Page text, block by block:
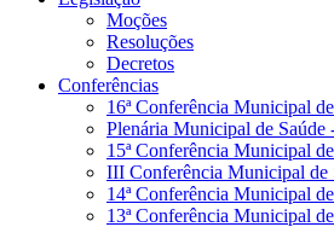
Moções
Resoluções
Decretos
Conferências
16ª Conferência Municipal
Plenária Municipal de Saúde
15ª Conferência Municipal
III Conferência Municipal de
14ª Conferência Municipal
13ª Conferência Municipal